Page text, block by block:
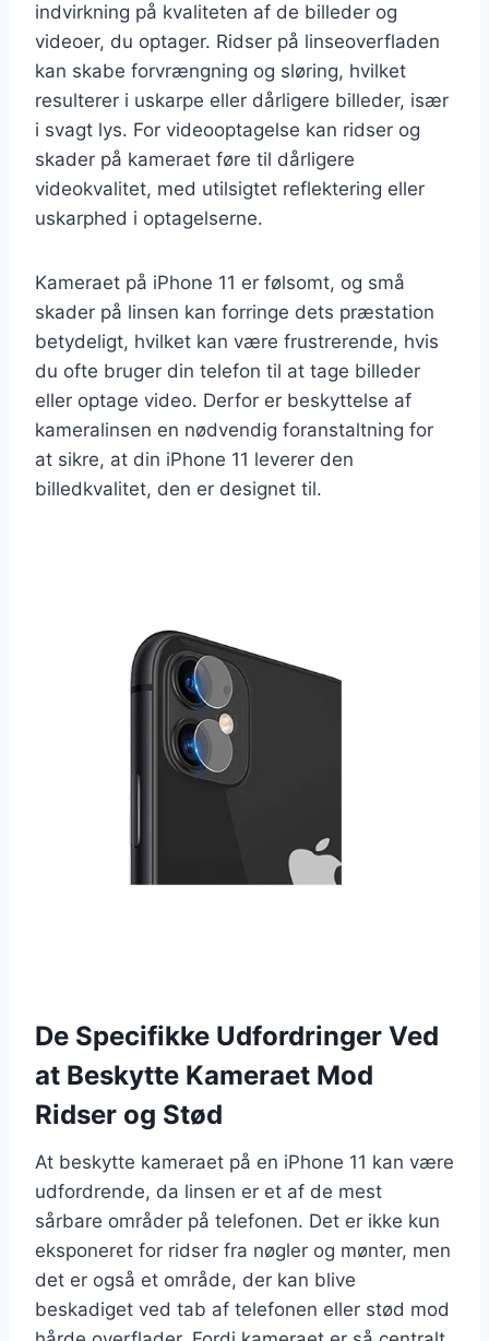
indvirkning på kvaliteten af de billeder og
videoer, du optager. Ridser på linseoverfladen
kan skabe forvrængning og sløring, hvilket
resulterer i uskarpe eller dårligere billeder, især
i svagt lys. For videooptagelse kan ridser og
skader på kameraet føre til dårligere
videokvalitet, med utilsigtet reflektering eller
uskarphed i optagelserne.
Kameraet på iPhone 11 er følsomt, og små
skader på linsen kan forringe dets præstation
betydeligt, hvilket kan være frustrerende, hvis
du ofte bruger din telefon til at tage billeder
eller optage video. Derfor er beskyttelse af
kameralinsen en nødvendig foranstaltning for
at sikre, at din iPhone 11 leverer den
billedkvalitet, den er designet til.
De Specifikke Udfordringer Ved
at Beskytte Kameraet Mod
Ridser og Stød
At beskytte kameraet på en iPhone 11 kan være
udfordrende, da linsen er et af de mest
sårbare områder på telefonen. Det er ikke kun
eksponeret for ridser fra nøgler og mønter, men
det er også et område, der kan blive
beskadiget ved tab af telefonen eller stød mod